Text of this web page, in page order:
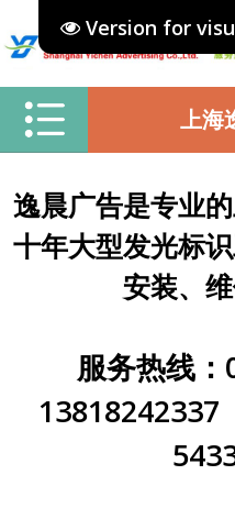
Version for
上海
逸晨广告是专业
十年大型发光标
安装、
服务热线
13818242337